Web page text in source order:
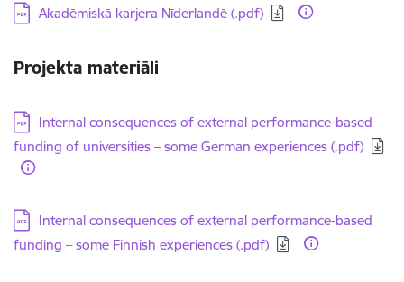
Lejupielādēt:
Akadēmiskā karjera Nīderlandē (.pdf)
Projekta materiāli
Lejupielādēt:
Internal consequences of external performance-based
funding of universities – some German experiences (.pdf)
Lejupielādēt:
Internal consequences of external performance-based
funding – some Finnish experiences (.pdf)